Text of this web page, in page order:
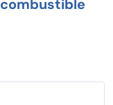
combustible